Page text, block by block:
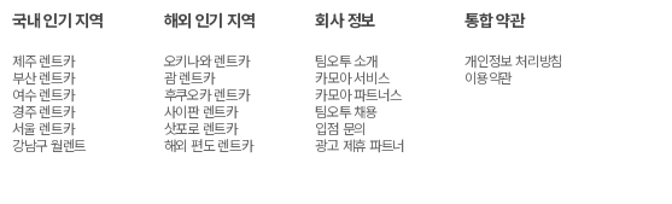
국내 인기 지역
제주 렌트카
부산 렌트카
여수 렌트카
경주 렌트카
서울 렌트카
강남구 월렌트
해외 인기 지역
오키나와 렌트카
괌 렌트카
후쿠오카 렌트카
사이판 렌트카
삿포로 렌트카
해외 편도 렌트카
회사 정보
팀오투 소개
카모아 서비스
카모아 파트너스
팀오투 채용
입점 문의
광고 제휴 파트너
통합 약관
개인정보 처리방침
이용약관